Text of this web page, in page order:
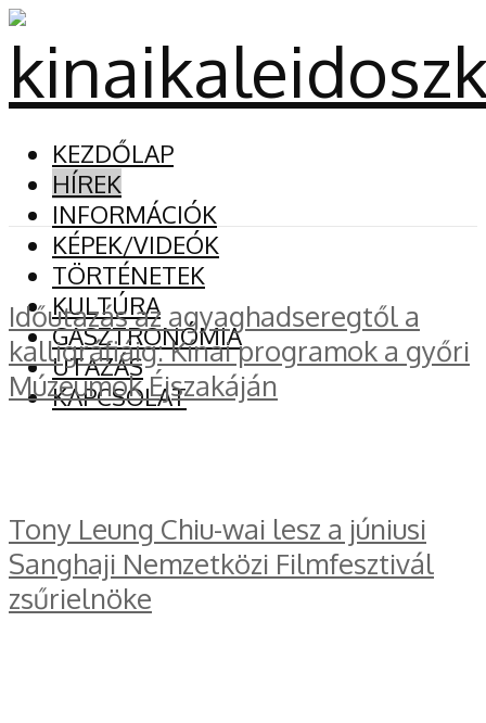
KEZDŐLAP
HÍREK
INFORMÁCIÓK
KÉPEK/VIDEÓK
TÖRTÉNETEK
KULTÚRA
GASZTRONÓMIA
UTAZÁS
KAPCSOLAT
Időutazás az agyaghadseregtől a
kalligráfiáig: Kínai programok a győri
Múzeumok Éjszakáján
Tony Leung Chiu-wai lesz a júniusi
Sanghaji Nemzetközi Filmfesztivál
zsűrielnöke